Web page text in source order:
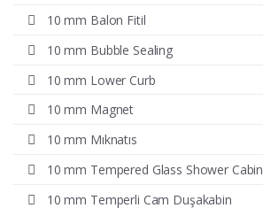
10 mm Balon Fitil
10 mm Bubble Sealing
10 mm Lower Curb
10 mm Magnet
10 mm Mıknatıs
10 mm Tempered Glass Shower Cabin
10 mm Temperli Cam Duşakabin